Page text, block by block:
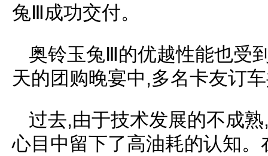
兔Ⅲ成功交付。
奥铃玉兔Ⅲ的优越性能也受
天的团购晚宴中,多名卡友订
过去,由于技术发展的不成
心目中留下了高油耗的认知